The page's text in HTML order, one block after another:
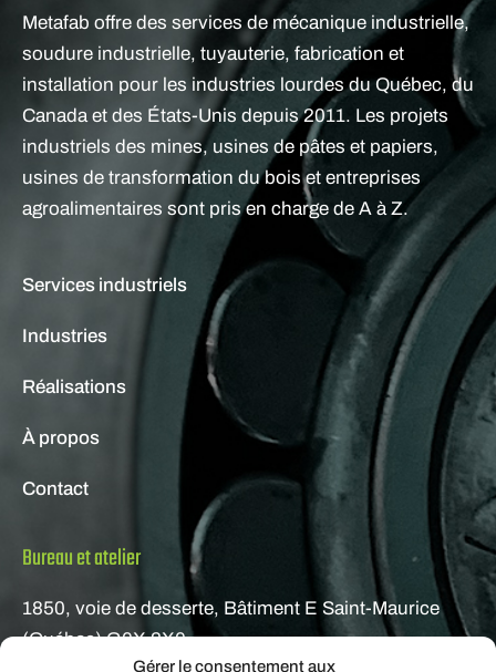
Gérer le consentement aux
Metafab offre des services de mécanique industrielle,
soudure industrielle, tuyauterie, fabrication et
installation pour les industries lourdes du Québec, du
Canada et des États-Unis depuis 2011. Les projets
industriels des mines, usines de pâtes et papiers,
usines de transformation du bois et entreprises
agroalimentaires sont pris en charge de A à Z.
Services industriels
Industries
Réalisations
À propos
Contact
Bureau et atelier
1850, voie de desserte, Bâtiment E Saint-Maurice
(Québec) G0X 2X0